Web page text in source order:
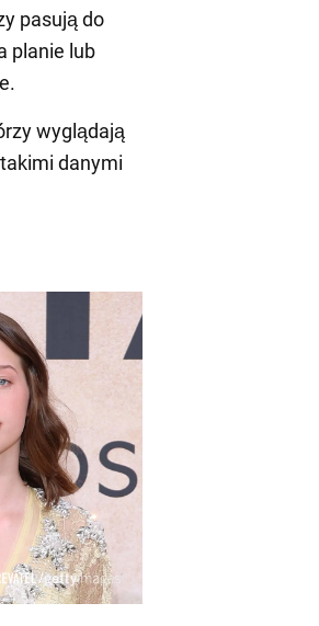
pasują do
planie lub
wyglądają
danymi